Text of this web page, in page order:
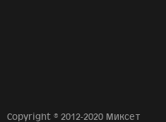
Copyright © 2012-2020 Миксет